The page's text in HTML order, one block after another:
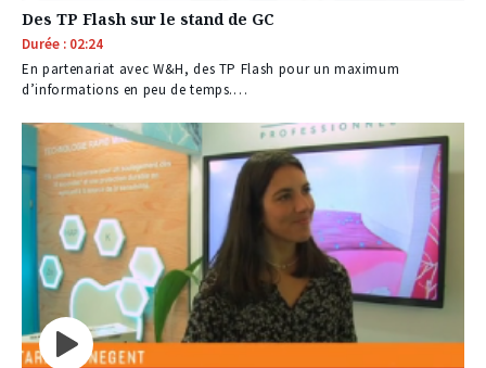
Des TP Flash sur le stand de GC
Durée : 02:24
En partenariat avec W&H, des TP Flash pour un maximum
d’informations en peu de temps.…